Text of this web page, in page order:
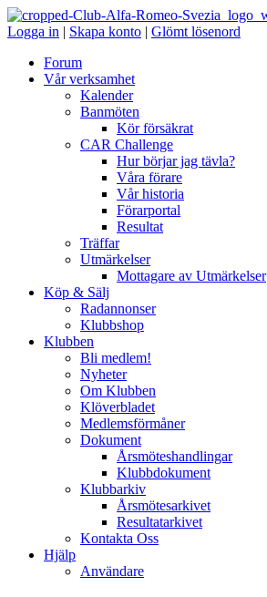
Logga in | Skapa konto | Glömt lösenord
Forum
Vår verksamhet
Kalender
Banmöten
Kör försäkrat
CAR Challenge
Hur börjar jag tävla?
Våra förare
Vår historia
Förarportal
Resultat
Träffar
Utmärkelser
Mottagare av Utmärkelser
Köp & Sälj
Radannonser
Klubbshop
Klubben
Bli medlem!
Nyheter
Om Klubben
Klöverbladet
Medlemsförmåner
Dokument
Årsmöteshandlingar
Klubbdokument
Klubbarkiv
Årsmötesarkivet
Resultatarkivet
Kontakta Oss
Hjälp
Användare